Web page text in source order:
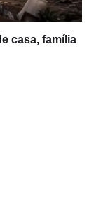
casa, família